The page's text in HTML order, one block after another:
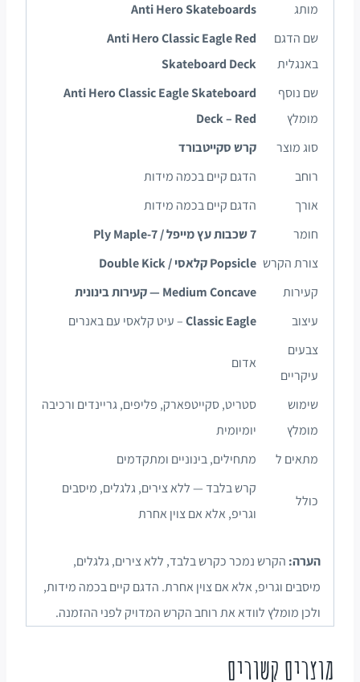
מותג
Anti Hero Skateboards
שם הדגם
באנגלית
Anti Hero Classic Eagle Red
Skateboard Deck
שם נוסף
מומלץ
Anti Hero Classic Eagle Skateboard
Deck – Red
סוג מוצר
קרש סקייטבורד
רוחב
הדגם קיים בכמה מידות
אורך
הדגם קיים בכמה מידות
חומר
7 שכבות עץ מייפל / 7-Ply Maple
צורת הקרש Popsicle קלאסי / Double Kick
קעירות
Medium Concave — קעירות בינונית
עיצוב
Classic Eagle– עיט קלאסי עם באנרים
צבעים
עיקריים
אדום
שימוש
מומלץ
סטריט, סקייטפארק, פליפים, גריינדים ורכיבה
יומיומית
מתאים ל
מתחילים, בינוניים ומתקדמים
כולל
קרש בלבד — ללא צירים, גלגלים, מיסבים
וגריפ, אלא אם צוין אחרת
הערה: הקרש נמכר כקרש בלבד, ללא צירים, גלגלים,
מיסבים וגריפ, אלא אם צוין אחרת. הדגם קיים בכמה מידות,
ולכן מומלץ לוודא את רוחב הקרש המדויק לפני ההזמנה.
מוצרים קשורים